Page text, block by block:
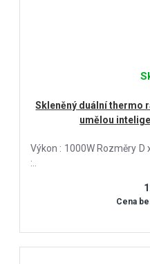
Skleněný duální thermo
umělou
Výkon : 1000W Rozměry
:..
Cena